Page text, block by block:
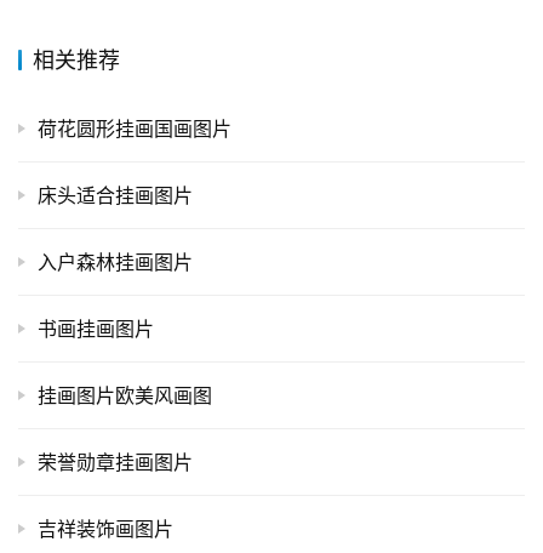
相关推荐
荷花圆形挂画国画图片
床头适合挂画图片
入户森林挂画图片
书画挂画图片
挂画图片欧美风画图
荣誉勋章挂画图片
吉祥装饰画图片